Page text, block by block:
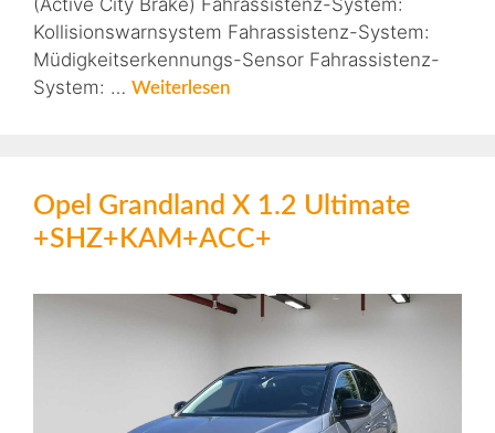
(Active City Brake) Fahrassistenz-System:
Kollisionswarnsystem Fahrassistenz-System:
Müdigkeitserkennungs-Sensor Fahrassistenz-
System: … Weiterlesen
Opel Grandland X 1.2 Ultimate
+SHZ+KAM+ACC+